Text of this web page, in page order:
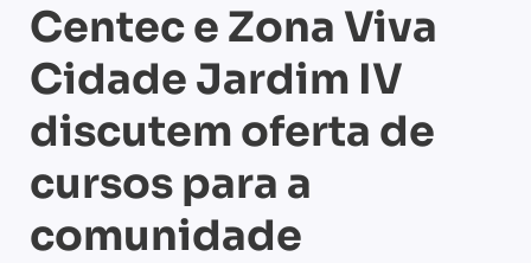
Centec e Zona Viva
Cidade Jardim IV
discutem oferta de
cursos para a
comunidade